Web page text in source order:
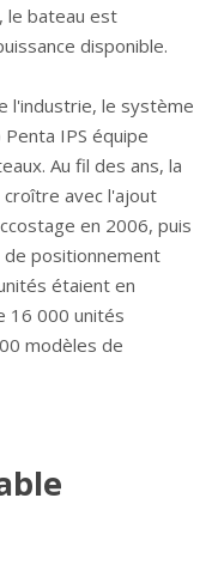
le bateau est
disponible.
l'industrie, le système
IPS équipe
Au fil des ans, la
avec l'ajout
en 2006, puis
positionnement
étaient en
16 000 unités
modèles de